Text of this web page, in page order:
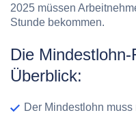
2025 müssen
Stunde bekommen.
Die
Überblick:
Der Mindestlohn